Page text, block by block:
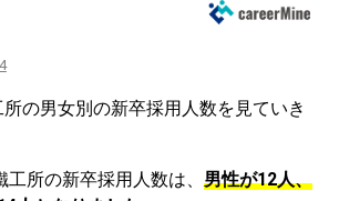
の男女別の新卒採用人数を見ていき
所の新卒採用人数は、 男性が12人、